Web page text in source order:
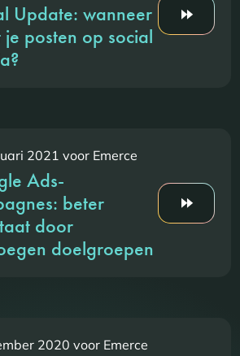
Update: wanneer
je posten op social
2021 voor Emerce
Ads-
beter
door
doelgroepen
2020 voor Emerce